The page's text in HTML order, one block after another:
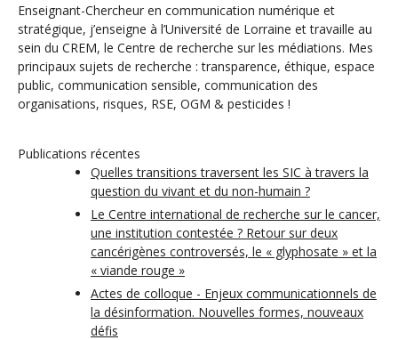
Enseignant-Chercheur en communication numérique et
stratégique, j’enseigne à l’Université de Lorraine et travaille au
sein du CREM, le Centre de recherche sur les médiations. Mes
principaux sujets de recherche : transparence, éthique, espace
public, communication sensible, communication des
organisations, risques, RSE, OGM & pesticides !
Publications récentes
Quelles transitions traversent les SIC à travers la
question du vivant et du non-humain ?
Le Centre international de recherche sur le cancer,
une institution contestée ? Retour sur deux
cancérigènes controversés, le « glyphosate » et la
« viande rouge »
Actes de colloque - Enjeux communicationnels de
la désinformation. Nouvelles formes, nouveaux
défis